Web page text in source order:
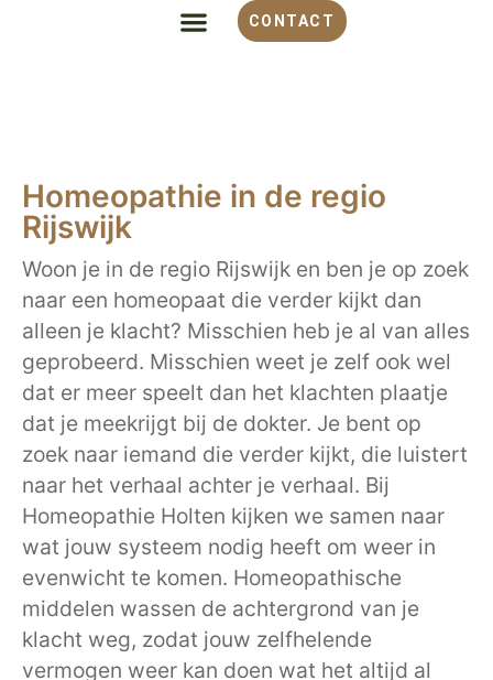
CONTACT
Homeopathie in de regio
Rijswijk
Woon je in de regio Rijswijk en ben je op zoek
naar een homeopaat die verder kijkt dan
alleen je klacht? Misschien heb je al van alles
geprobeerd. Misschien weet je zelf ook wel
dat er meer speelt dan het klachten plaatje
dat je meekrijgt bij de dokter. Je bent op
zoek naar iemand die verder kijkt, die luistert
naar het verhaal achter je verhaal. Bij
Homeopathie Holten kijken we samen naar
wat jouw systeem nodig heeft om weer in
evenwicht te komen. Homeopathische
middelen wassen de achtergrond van je
klacht weg, zodat jouw zelfhelende
vermogen weer kan doen wat het altijd al